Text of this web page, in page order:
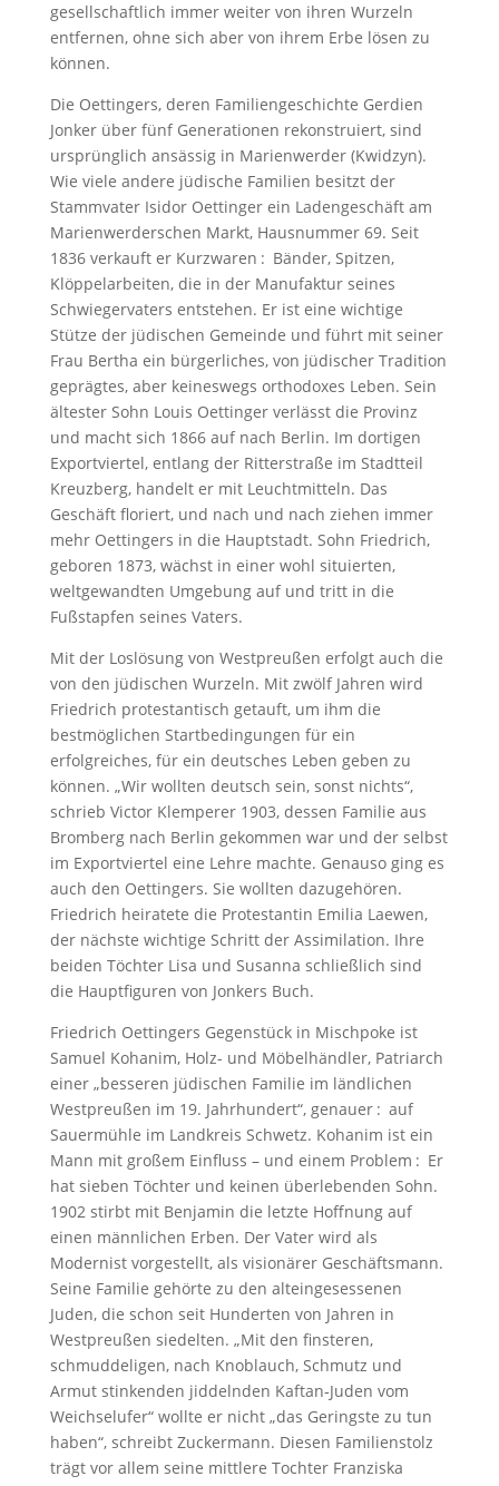
gesellschaftlich immer weiter von ihren Wurzeln
entfernen, ohne sich aber von ihrem Erbe lösen zu
können.
Die Oettingers, deren Familiengeschichte Gerdien
Jonker über fünf Generationen rekonstruiert, sind
ursprünglich ansässig in Marienwerder (Kwidzyn).
Wie viele andere jüdische Familien besitzt der
Stammvater Isidor Oettinger ein Ladengeschäft am
Marienwerderschen Markt, Hausnummer 69. Seit
1836 verkauft er Kurzwaren : Bänder, Spitzen,
Klöppelarbeiten, die in der Manufaktur seines
Schwiegervaters entstehen. Er ist eine wichtige
Stütze der jüdischen Gemeinde und führt mit seiner
Frau Bertha ein bürgerliches, von jüdischer Tradition
geprägtes, aber keineswegs orthodoxes Leben. Sein
ältester Sohn Louis Oettinger verlässt die Provinz
und macht sich 1866 auf nach Berlin. Im dortigen
Exportviertel, entlang der Ritterstraße im Stadtteil
Kreuzberg, handelt er mit Leuchtmitteln. Das
Geschäft floriert, und nach und nach ziehen immer
mehr Oettingers in die Hauptstadt. Sohn Friedrich,
geboren 1873, wächst in einer wohl situierten,
weltgewandten Umgebung auf und tritt in die
Fußstapfen seines Vaters.
Mit der Loslösung von Westpreußen erfolgt auch die
von den jüdischen Wurzeln. Mit zwölf Jahren wird
Friedrich protestantisch getauft, um ihm die
bestmöglichen Startbedingungen für ein
erfolgreiches, für ein deutsches Leben geben zu
können. „Wir wollten deutsch sein, sonst nichts“,
schrieb Victor Klemperer 1903, dessen Familie aus
Bromberg nach Berlin gekommen war und der selbst
im Exportviertel eine Lehre machte. Genauso ging es
auch den Oettingers. Sie wollten dazugehören.
Friedrich heiratete die Protestantin Emilia Laewen,
der nächste wichtige Schritt der Assimilation. Ihre
beiden Töchter Lisa und Susanna schließlich sind
die Hauptfiguren von Jonkers Buch.
Friedrich Oettingers Gegenstück in Mischpoke ist
Samuel Kohanim, Holz- und Möbelhändler, Patriarch
einer „besseren jüdischen Familie im ländlichen
Westpreußen im 19. Jahrhundert“, genauer : auf
Sauermühle im Landkreis Schwetz. Kohanim ist ein
Mann mit großem Einfluss – und einem Problem : Er
hat sieben Töchter und keinen überlebenden Sohn.
1902 stirbt mit Benjamin die letzte Hoffnung auf
einen männlichen Erben. Der Vater wird als
Modernist vorgestellt, als visionärer Geschäftsmann.
Seine Familie gehörte zu den alteingesessenen
Juden, die schon seit Hunderten von Jahren in
Westpreußen siedelten. „Mit den finsteren,
schmuddeligen, nach Knoblauch, Schmutz und
Armut stinkenden jiddelnden Kaftan‐Juden vom
Weichselufer“ wollte er nicht „das Geringste zu tun
haben“, schreibt Zuckermann. Diesen Familienstolz
trägt vor allem seine mittlere Tochter Franziska